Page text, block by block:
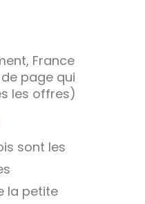
France
page qui
les offres)
sont les
la petite